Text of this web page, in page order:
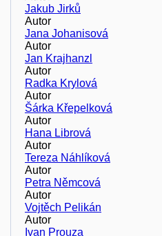
Jakub Jirků
Autor
Jana Johanisová
Autor
Jan Krajhanzl
Autor
Radka Krylová
Autor
Šárka Křepelková
Autor
Hana Librová
Autor
Tereza Náhlíková
Autor
Petra Němcová
Autor
Vojtěch Pelikán
Autor
Ivan Prouza